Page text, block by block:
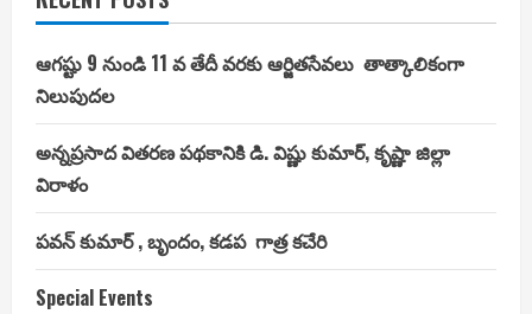
బంగారు
వెండి
వస్తువుల
ఆగష్టు 9 నుండి 11 వ తేదీ వరకు ఆర్జితసేవలు తాత్కాలికంగా
నిలుపుదల
అన్నప్రసాద వితరణ పథకానికి డి. విష్ణు కుమార్, కృష్ణా జిల్లా
విరాళం
పవన్ కుమార్ , బృందం, కడప గాత్ర కచేరి
Special Events